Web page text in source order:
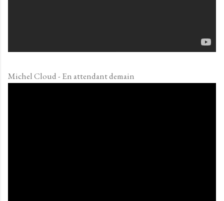
Michel Cloud - En attendant demain